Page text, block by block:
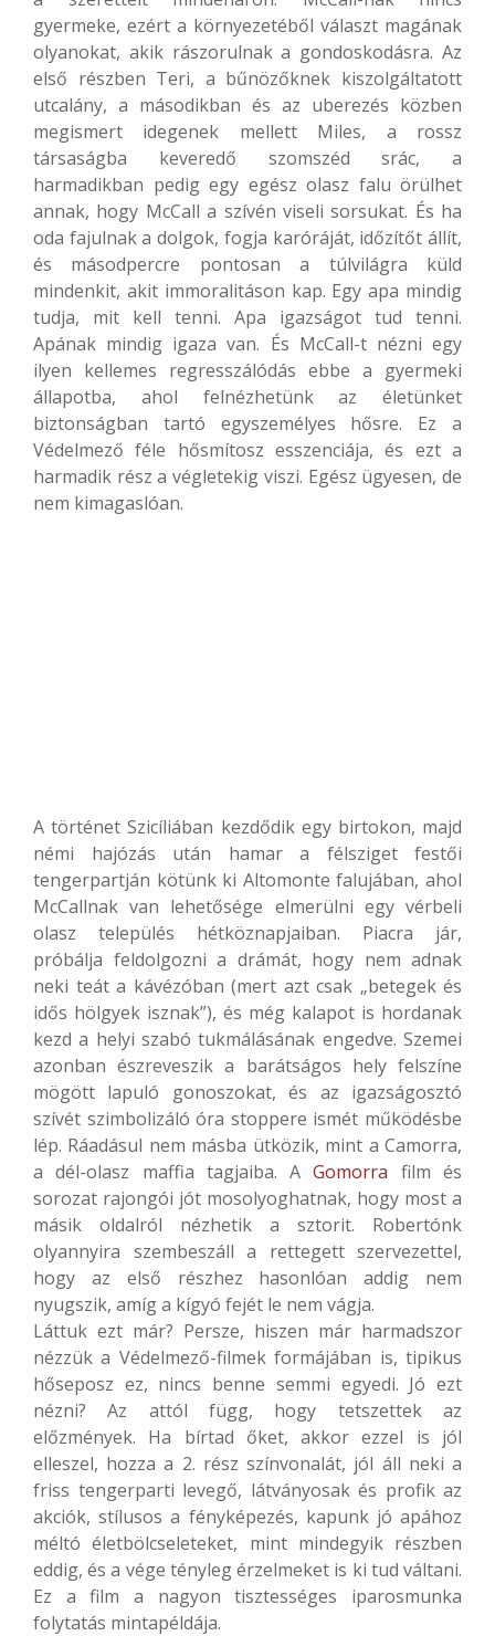
gyermeke, ezért a környezetéből választ magának
olyanokat, akik rászorulnak a gondoskodásra. Az
első részben Teri, a bűnözőknek kiszolgáltatott
utcalány, a másodikban és az uberezés közben
megismert idegenek mellett Miles, a rossz
társaságba keveredő szomszéd srác, a
harmadikban pedig egy egész olasz falu örülhet
annak, hogy McCall a szívén viseli sorsukat. És ha
oda fajulnak a dolgok, fogja karóráját, időzítőt állít,
és másodpercre pontosan a túlvilágra küld
mindenkit, akit immoralitáson kap. Egy apa mindig
tudja, mit kell tenni. Apa igazságot tud tenni.
Apának mindig igaza van. És McCall-t nézni egy
ilyen kellemes regresszálódás ebbe a gyermeki
állapotba, ahol felnézhetünk az életünket
biztonságban tartó egyszemélyes hősre. Ez a
Védelmező féle hősmítosz esszenciája, és ezt a
harmadik rész a végletekig viszi. Egész ügyesen, de
nem kimagaslóan.
A történet Szicíliában kezdődik egy birtokon, majd
némi hajózás után hamar a félsziget festői
tengerpartján kötünk ki Altomonte falujában, ahol
McCallnak van lehetősége elmerülni egy vérbeli
olasz település hétköznapjaiban. Piacra jár,
próbálja feldolgozni a drámát, hogy nem adnak
neki teát a kávézóban (mert azt csak „betegek és
idős hölgyek isznak”), és még kalapot is hordanak
kezd a helyi szabó tukmálásának engedve. Szemei
azonban észreveszik a barátságos hely felszíne
mögött lapuló gonoszokat, és az igazságosztó
szívét szimbolizáló óra stoppere ismét működésbe
lép. Ráadásul nem másba ütközik, mint a Camorra,
a dél-olasz maffia tagjaiba. AGomorra film és
sorozat rajongói jót mosolyoghatnak, hogy most a
másik oldalról nézhetik a sztorit. Robertónk
olyannyira szembeszáll a rettegett szervezettel,
hogy az első részhez hasonlóan addig nem
nyugszik, amíg a kígyó fejét le nem vágja.
Láttuk ezt már? Persze, hiszen már harmadszor
nézzük a Védelmező-filmek formájában is, tipikus
hőseposz ez, nincs benne semmi egyedi. Jó ezt
nézni? Az attól függ, hogy tetszettek az
előzmények. Ha bírtad őket, akkor ezzel is jól
elleszel, hozza a 2. rész színvonalát, jól áll neki a
friss tengerparti levegő, látványosak és profik az
akciók, stílusos a fényképezés, kapunk jó apához
méltó életbölcseleteket, mint mindegyik részben
eddig, és a vége tényleg érzelmeket is ki tud váltani.
Ez a film a nagyon tisztességes iparosmunka
folytatás mintapéldája.